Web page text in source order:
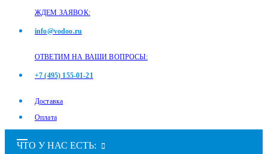
ЖДЕМ ЗАЯВОК:
info@vodoo.ru
ОТВЕТИМ НА ВАШИ ВОПРОСЫ:
+7 (495) 155-01-21
Доставка
Оплата
ЧТО У НАС ЕСТЬ: